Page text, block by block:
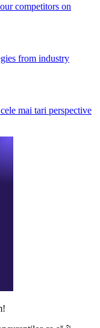
competitors on
from industry
mai tari perspective